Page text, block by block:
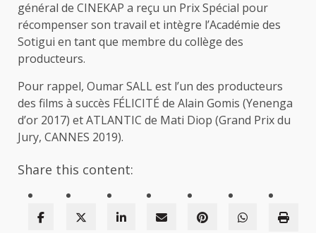
général de CINEKAP a reçu un Prix Spécial pour
récompenser son travail et intègre l’Académie des
Sotigui en tant que membre du collège des
producteurs.
Pour rappel, Oumar SALL est l’un des producteurs
des films à succès FÉLICITÉ de Alain Gomis (Yenenga
d’or 2017) et ATLANTIC de Mati Diop (Grand Prix du
Jury, CANNES 2019).
Share this content: